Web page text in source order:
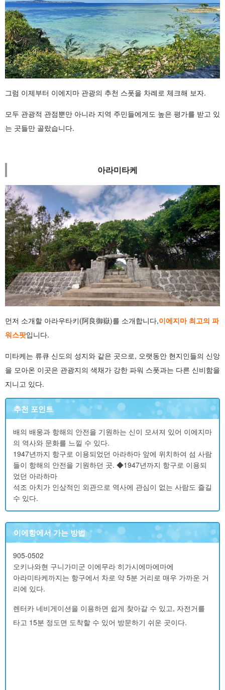
그럼 이제부터 이에지마 관광의 추천 스폿을 차례로 체크해 보자.
모두 관광적 관점뿐만 아니라 지역 주민들에게도 높은 평가를 받고 있
는 곳들만 골랐습니다.
아라미타케
먼저 소개할 아라우타키(阿良御嶽)를 소개합니다,이에지마 최고의 파
워스팟입니다.
미타케는 류큐 신도의 성지와 같은 곳으로, 오랫동안 현지인들의 신앙
을 모아온 이곳은 관광지의 색채가 강한 파워 스폿과는 다른 신비함을
지니고 있다.
추천 포인트
배의 배웅과 항해의 안전을 기원하는 신이 모셔져 있어 이에지마
의 역사와 문화를 느낄 수 있다.
1947년까지 항구로 이용되었던 아라하마 앞에 위치하여 섬 사람
들이 항해의 안전을 기원하던 곳. ◆1947년까지 항구로 이용되
었던 아라하마
석조 아치가 인상적인 외관으로 역사에 관심이 없는 사람도 즐길
수 있다.
이에항에서 가는 방법
905-0502
오키나와현 구니가미군 이에무라 히가시에마에마에
아라미타케까지는 항구에서 차로 약 5분 거리로 매우 가까운 거
리에 있다.
렌터카 네비게이션을 이용하면 쉽게 찾아갈 수 있고, 자전거를
타고 15분 정도면 도착할 수 있어 방문하기 쉬운 곳이다.